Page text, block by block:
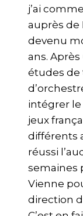
j’ai
auprès de
devenu
ans. Après
études
intégrer le
jeux
différents
réussi
semaines
Vienne
direction